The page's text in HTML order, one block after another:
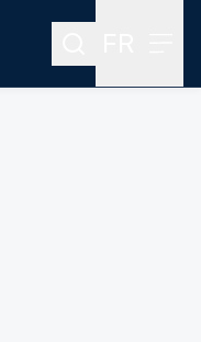
Rechercher